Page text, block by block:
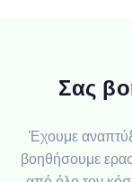
Σας
Έχουμε
βοηθήσουμε